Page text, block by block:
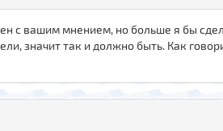
с вашим мнением, но больше я бы
значит так и должно быть. Как